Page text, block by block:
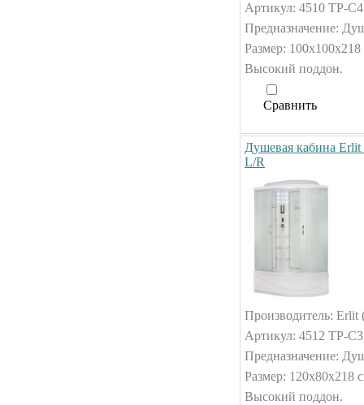
Артикул: 4510 TP-
Предназначение:
Размер: 100x100x218
Высокий поддон.
Сравнить
Душевая кабина Erlit
L/R
Производитель: Erlit
Артикул: 4512 TP-
Предназначение:
Размер: 120x80x218
Высокий поддон.